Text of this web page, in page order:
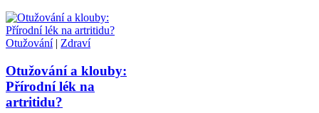
Otužování| Zdraví
Otužování a klouby:
Přírodní lék na
artritidu?